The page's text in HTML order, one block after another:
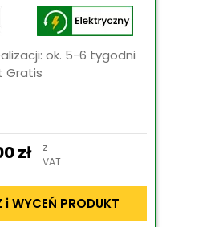
ok. 5-6 tygodni
Gratis
zł
z
VAT
i WYCEŃ PRODUKT